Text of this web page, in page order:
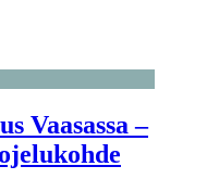
Vaasassa –